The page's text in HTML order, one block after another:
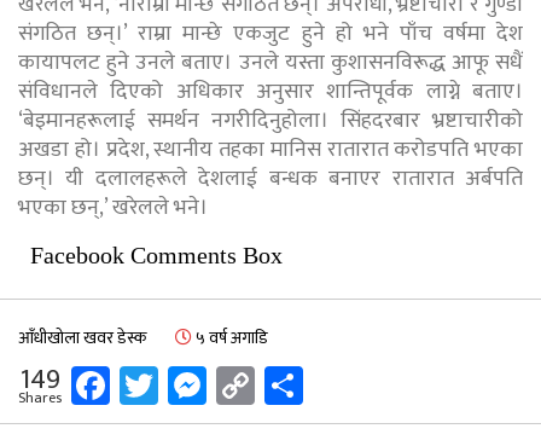
संगठित छन्।’ राम्रा मान्छे एकजुट हुने हो भने पाँच वर्षमा देश
कायापलट हुने उनले बताए। उनले यस्ता कुशासनविरूद्ध आफू सधैं
संविधानले दिएको अधिकार अनुसार शान्तिपूर्वक लाग्ने बताए।
‘बेइमानहरूलाई समर्थन नगरीदिनुहोला। सिंहदरबार भ्रष्टाचारीको
अखडा हो। प्रदेश, स्थानीय तहका मानिस रातारात करोडपति भएका
छन्। यी दलालहरूले देशलाई बन्धक बनाएर रातारात अर्बपति
भएका छन्,’ खरेलले भने।
Facebook Comments Box
आँधीखोला खवर डेस्क ५ वर्ष अगाडि
149
Shares Facebook
Twitter
Messenger
Copy
Link